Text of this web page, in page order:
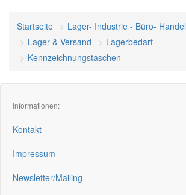
Startseite
Lager- Industrie - Büro- Handel
Lager & Versand
Lagerbedarf
Kennzeichnungstaschen
Informationen:
Kontakt
Impressum
Newsletter/Mailing